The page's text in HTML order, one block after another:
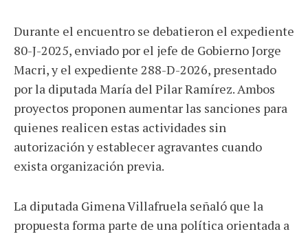
Durante el encuentro se debatieron el expediente
80-J-2025, enviado por el jefe de Gobierno Jorge
Macri, y el expediente 288-D-2026, presentado
por la diputada María del Pilar Ramírez. Ambos
proyectos proponen aumentar las sanciones para
quienes realicen estas actividades sin
autorización y establecer agravantes cuando
exista organización previa.
La diputada Gimena Villafruela señaló que la
propuesta forma parte de una política orientada a